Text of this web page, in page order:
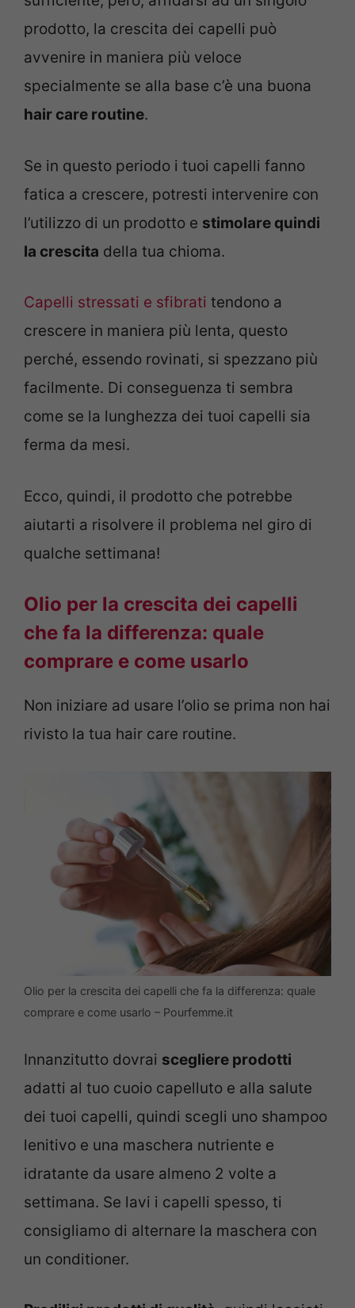
prodotto, la crescita dei capelli può
avvenire in maniera più veloce
specialmente se alla base c’è una buona
hair care routine.
Se in questo periodo i tuoi capelli fanno
fatica a crescere, potresti intervenire con
l’utilizzo di un prodotto e stimolare quindi
la crescita della tua chioma.
Capelli stressati e sfibrati tendono a
crescere in maniera più lenta, questo
perché, essendo rovinati, si spezzano più
facilmente. Di conseguenza ti sembra
come se la lunghezza dei tuoi capelli sia
ferma da mesi.
Ecco, quindi, il prodotto che potrebbe
aiutarti a risolvere il problema nel giro di
qualche settimana!
Olio per la crescita dei capelli
che fa la differenza: quale
comprare e come usarlo
Non iniziare ad usare l’olio se prima non hai
rivisto la tua hair care routine.
Olio per la crescita dei capelli che fa la differenza: quale
comprare e come usarlo – Pourfemme.it
Innanzitutto dovrai scegliere prodotti
adatti al tuo cuoio capelluto e alla salute
dei tuoi capelli, quindi scegli uno shampoo
lenitivo e una maschera nutriente e
idratante da usare almeno 2 volte a
settimana. Se lavi i capelli spesso, ti
consigliamo di alternare la maschera con
un conditioner.